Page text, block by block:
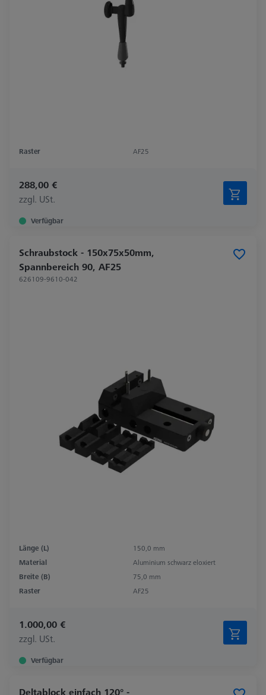
Raster AF25
288,00 €
zzgl. USt.
Verfügbar
Schraubstock - 150x75x50mm,
Spannbereich 90, AF25
626109-9610-042
Länge (L)
150,0 mm
Material
Aluminium schwarz eloxiert
Breite (B)
75,0 mm
Raster
AF25
1.000,00 €
zzgl. USt.
Verfügbar
Deltablock einfach 120° -